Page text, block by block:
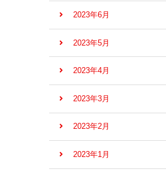
2023年6月
2023年5月
2023年4月
2023年3月
2023年2月
2023年1月